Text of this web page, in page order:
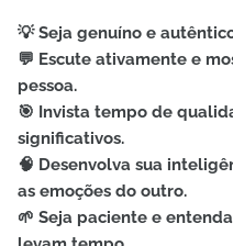
💡 Seja genuíno e
💬 Escute ativamente e
pessoa.
🎯 Invista tempo de
significativos.
🧠 Desenvolva sua
as emoções do outro.
🌱 Seja paciente e